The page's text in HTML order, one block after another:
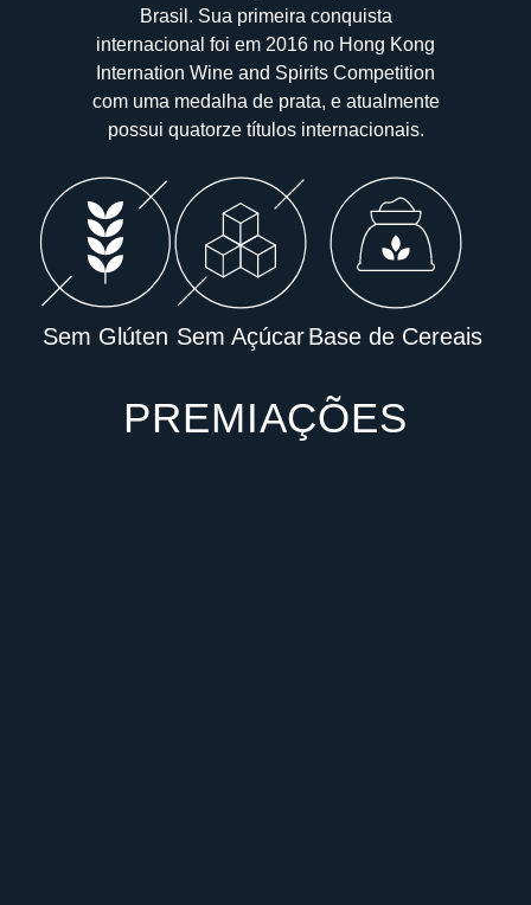
Brasil. Sua primeira conquista
internacional foi em 2016 no Hong Kong
Internation Wine and Spirits Competition
com uma medalha de prata, e atualmente
possui quatorze títulos internacionais.
Sem Glúten Sem AçúcarBase de Cereais
PREMIAÇÕES